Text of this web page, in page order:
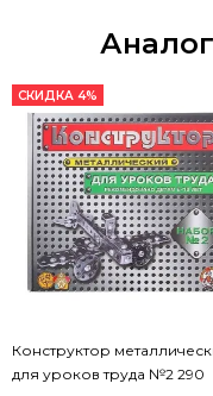
СКИДКА 4%
Конструктор
для уроков труда №2 290